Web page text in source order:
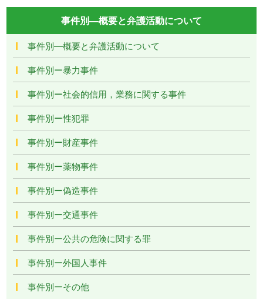
事件別―概要と弁護活動について
事件別―概要と弁護活動について
事件別ー暴力事件
事件別ー社会的信用，業務に関する事件
事件別ー性犯罪
事件別ー財産事件
事件別ー薬物事件
事件別ー偽造事件
事件別ー交通事件
事件別ー公共の危険に関する罪
事件別ー外国人事件
事件別ーその他